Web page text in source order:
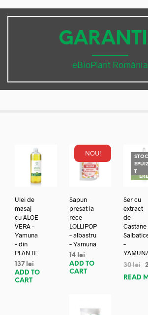
eBioPlant România
Ulei de
masaj
cu ALOE
VERA –
Yamuna
– din
PLANTE
137 lei
ADD TO
CART
NOU!
Sapun
presat la
rece
LOLLIPOP
– albastru
– Yamuna
14 lei
ADD TO
CART
STOC
T
Ser cu
extract
de
Castane
–
30lei
READ